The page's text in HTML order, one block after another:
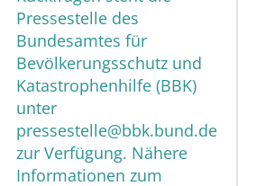
Pressestelle des
Bundesamtes für
Bevölkerungsschutz und
Katastrophenhilfe (BBK)
unter
pressestelle@bbk.bund.de
zur Verfügung. Nähere
Informationen zum